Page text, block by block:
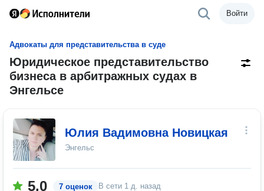
Войти
Адвокаты для представительства в суде
Юридическое представительство
бизнеса в арбитражных судах в
Энгельсе
Юлия Вадимовна Новицкая
Энгельс
5.0 7 оценок В сети 1 д. назад